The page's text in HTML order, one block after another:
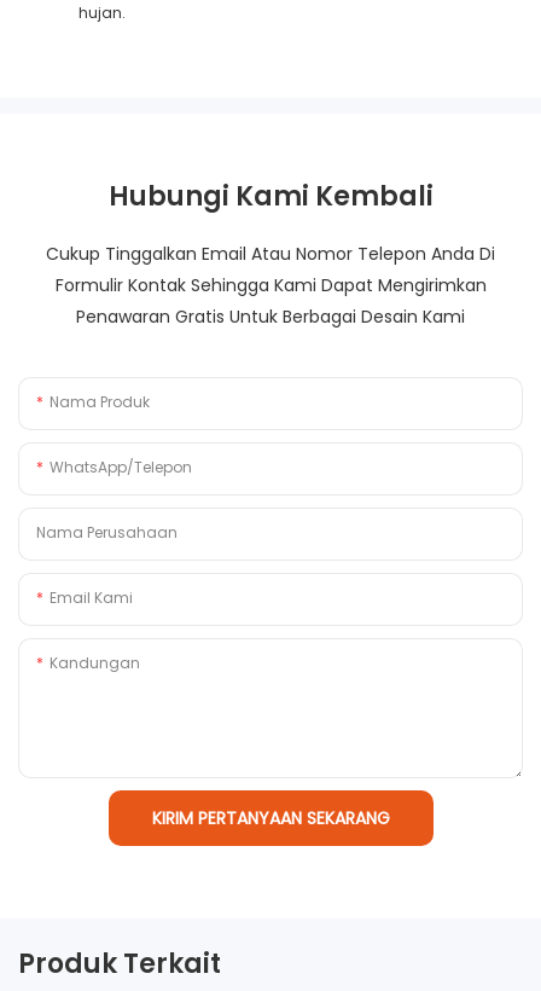
hujan.
Hubungi Kami Kembali
Cukup Tinggalkan Email Atau Nomor Telepon Anda Di
Formulir Kontak Sehingga Kami Dapat Mengirimkan
Penawaran Gratis Untuk Berbagai Desain Kami
Nama Produk
WhatsApp/Telepon
Nama Perusahaan
Email Kami
Kandungan
KIRIM PERTANYAAN SEKARANG
Produk Terkait